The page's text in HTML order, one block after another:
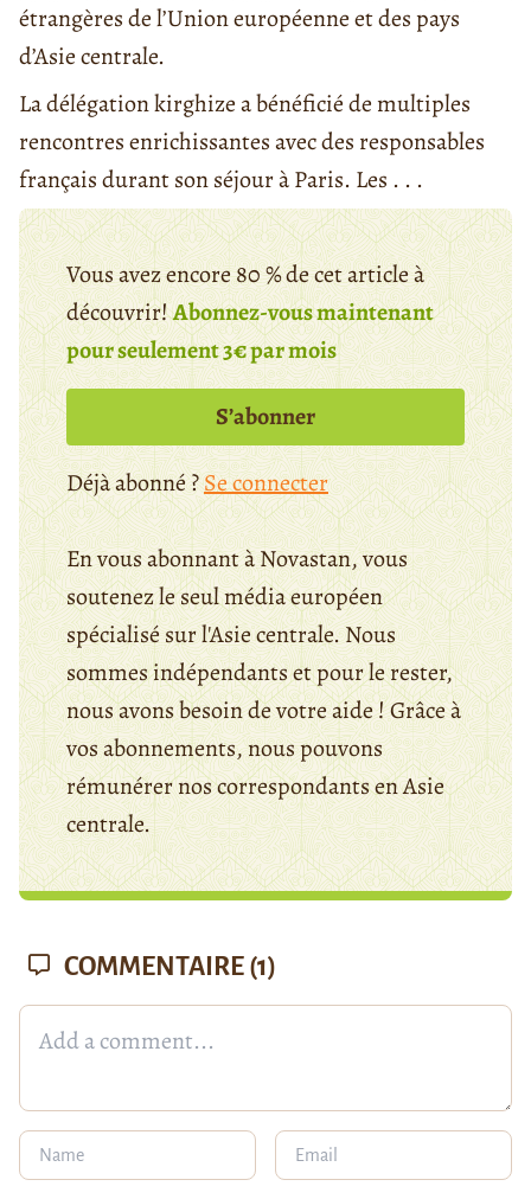
étrangères de l’Union européenne et des pays
d’Asie centrale.
La délégation kirghize a bénéficié de multiples
rencontres enrichissantes avec des responsables
français durant son séjour à Paris. Les . . .
Vous avez encore 80 % de cet article à
découvrir!Abonnez-vous maintenant
pour seulement 3€ par mois
S’abonner
Déjà abonné ?Se connecter
En vous abonnant à Novastan, vous
soutenez le seul média européen
spécialisé sur l'Asie centrale. Nous
sommes indépendants et pour le rester,
nous avons besoin de votre aide ! Grâce à
vos abonnements, nous pouvons
rémunérer nos correspondants en Asie
centrale.
COMMENTAIRE (1)